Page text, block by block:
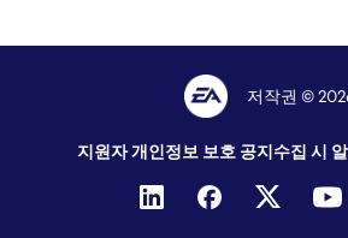
저작권 ©
지원자 개인정보 보호 공지수집 시